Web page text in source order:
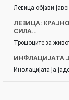
Левица објави
ЛЕВИЦА:
СИЛА…
Трошоците за
ИНФЛАЦИЈАТА
Инфлацијата ја